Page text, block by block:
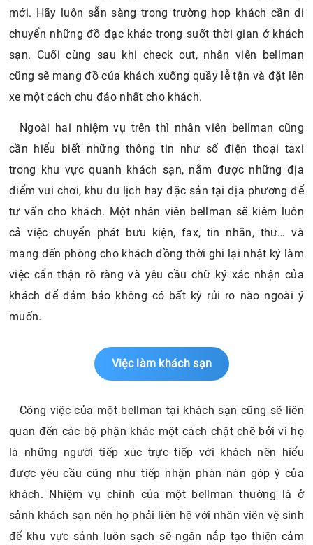
mới. Hãy luôn sẵn sàng trong trường hợp khách cần di
chuyển những đồ đạc khác trong suốt thời gian ở khách
sạn. Cuối cùng sau khi check out, nhân viên bellman
cũng sẽ mang đồ của khách xuống quầy lễ tận và đặt lên
xe một cách chu đáo nhất cho khách.
Ngoài hai nhiệm vụ trên thì nhân viên bellman cũng
cần hiểu biết những thông tin như số điện thoại taxi
trong khu vực quanh khách sạn, nắm được những địa
điểm vui chơi, khu du lịch hay đặc sản tại địa phương để
tư vấn cho khách. Một nhân viên bellman sẽ kiêm luôn
cả việc chuyển phát bưu kiện, fax, tin nhắn, thư… và
mang đến phòng cho khách đồng thời ghi lại nhật ký làm
việc cẩn thận rõ ràng và yêu cầu chữ ký xác nhận của
khách để đảm bảo không có bất kỳ rủi ro nào ngoài ý
muốn.
Việc làm khách sạn
Công việc của một bellman tại khách sạn cũng sẽ liên
quan đến các bộ phận khác một cách chặt chẽ bởi vì họ
là những người tiếp xúc trực tiếp với khách nên hiểu
được yêu cầu cũng như tiếp nhận phàn nàn góp ý của
khách. Nhiệm vụ chính của một bellman thường là ở
sảnh khách sạn nên họ phải liên hệ với nhân viên vệ sinh
để khu vực sảnh luôn sạch sẽ ngăn nắp tạo thiện cảm